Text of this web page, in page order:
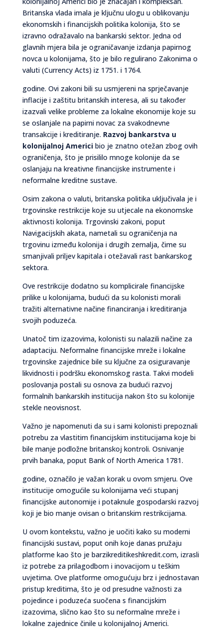
Britanska vlada imala je ključnu ulogu u oblikovanju
ekonomskih i financijskih politika kolonija, što se
izravno odražavalo na bankarski sektor. Jedna od
glavnih mjera bila je ograničavanje izdanja papirnog
novca u kolonijama, što je bilo regulirano Zakonima o
valuti (Currency Acts) iz 1751. i 1764.
godine. Ovi zakoni bili su usmjereni na sprječavanje
inflacije i zaštitu britanskih interesa, ali su također
izazvali velike probleme za lokalne ekonomije koje su
se oslanjale na papirni novac za svakodnevne
transakcije i kreditiranje. Razvoj bankarstva u
kolonijalnoj Americibio je znatno otežan zbog ovih
ograničenja, što je prisililo mnoge kolonije da se
oslanjaju na kreativne financijske instrumente i
neformalne kreditne sustave.
Osim zakona o valuti, britanska politika uključivala je i
trgovinske restrikcije koje su utjecale na ekonomske
aktivnosti kolonija. Trgovinski zakoni, poput
Navigacijskih akata, nametali su ograničenja na
trgovinu između kolonija i drugih zemalja, čime su
smanjivali priljev kapitala i otežavali rast bankarskog
sektora.
Ove restrikcije dodatno su komplicirale financijske
prilike u kolonijama, budući da su kolonisti morali
tražiti alternativne načine financiranja i kreditiranja
svojih poduzeća.
Unatoč tim izazovima, kolonisti su nalazili načine za
adaptaciju. Neformalne financijske mreže i lokalne
trgovinske zajednice bile su ključne za osiguravanje
likvidnosti i podršku ekonomskog rasta. Takvi modeli
poslovanja postali su osnova za budući razvoj
formalnih bankarskih institucija nakon što su kolonije
stekle neovisnost.
Važno je napomenuti da su i sami kolonisti prepoznali
potrebu za vlastitim financijskim institucijama koje bi
bile manje podložne britanskoj kontroli. Osnivanje
prvih banaka, poput Bank of North America 1781.
godine, označilo je važan korak u ovom smjeru. Ove
institucije omogućile su kolonijama veći stupanj
financijske autonomije i potaknule gospodarski razvoj
koji je bio manje ovisan o britanskim restrikcijama.
U ovom kontekstu, važno je uočiti kako su moderni
financijski sustavi, poput onih koje danas pružaju
platforme kao što je barzikreditikeshkredit.com, izrasli
iz potrebe za prilagodbom i inovacijom u teškim
uvjetima. Ove platforme omogućuju brz i jednostavan
pristup kreditima, što je od presudne važnosti za
pojedince i poduzeća suočena s financijskim
izazovima, slično kao što su neformalne mreže i
lokalne zajednice činile u kolonijalnoj Americi.